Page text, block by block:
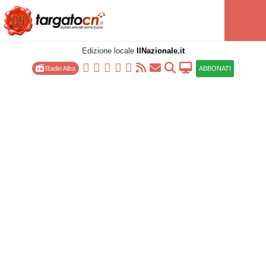
Edizione locale IlNazionale.it
Radio Alba ABBONATI